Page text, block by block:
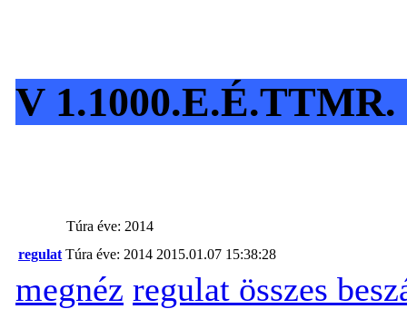
V
Túra éve: 2014
regulat Túra éve: 2014 2015.01.07 15:38:28
megnéz regulat összes